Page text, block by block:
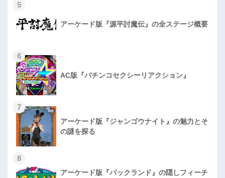
5
アーケード版『源平討魔伝』の全ステージ概要
6
AC版『パチンコセクシーリアクション』
7
アーケード版『ジャンゴウナイト』の魅力とそ
の謎を探る
8
アーケード版『パックランド』の隠しフィーチ